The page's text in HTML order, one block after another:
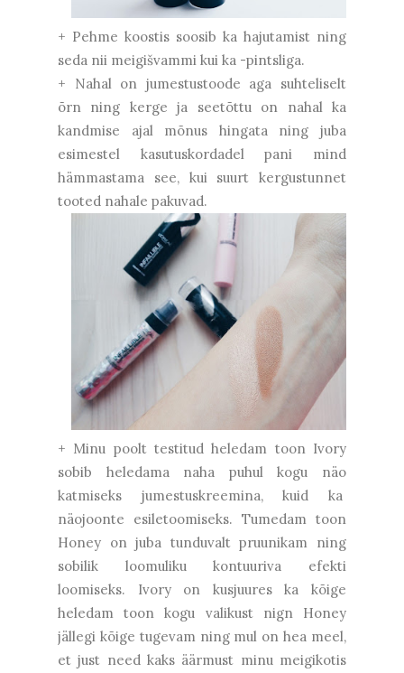
+ Pehme koostis soosib ka hajutamist ning
seda nii meigišvammi kui ka -pintsliga.
+ Nahal on jumestustoode aga suhteliselt
õrn ning kerge ja seetõttu on nahal ka
kandmise ajal mõnus hingata ning juba
esimestel kasutuskordadel pani mind
hämmastama see, kui suurt kergustunnet
tooted nahale pakuvad.
+ Minu poolt testitud heledam toon Ivory
sobib heledama naha puhul kogu näo
katmiseks jumestuskreemina, kuid ka
näojoonte esiletoomiseks. Tumedam toon
Honey on juba tunduvalt pruunikam ning
sobilik loomuliku kontuuriva efekti
loomiseks. Ivory on kusjuures ka kõige
heledam toon kogu valikust nign Honey
jällegi kõige tugevam ning mul on hea meel,
et just need kaks äärmust minu meigikotis